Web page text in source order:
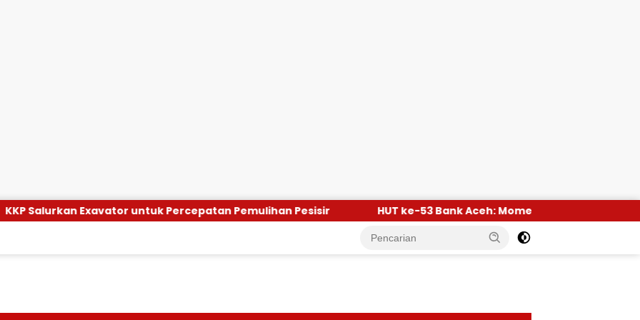
untuk Percepatan Pemulihan Pesisir HUT ke-53 Bank Aceh: Momentum Memperkuat Amanah,